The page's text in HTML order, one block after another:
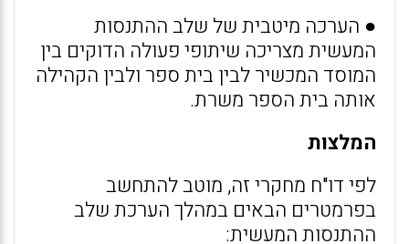
● הערכה מיטבית של שלב ההתנסות
המעשית מצריכה שיתופי פעולה הדוקים בין
המוסד המכשיר לבין בית ספר ולבין הקהילה
אותה בית הספר משרת.
המלצות
לפי דו"ח מחקרי זה, מוטב להתחשב
בפרמטרים הבאים במהלך הערכת שלב
ההתנסות המעשית: